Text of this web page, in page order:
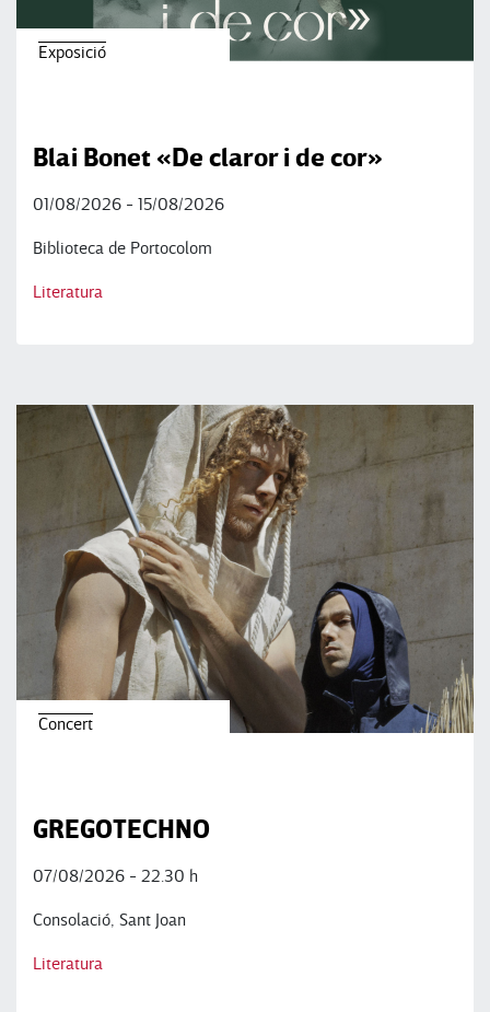
Exposició
Blai Bonet «De claror i de cor»
01/08/2026 - 15/08/2026
Biblioteca de Portocolom
Literatura
Concert
GREGOTECHNO
07/08/2026 - 22.30 h
Consolació, Sant Joan
Literatura